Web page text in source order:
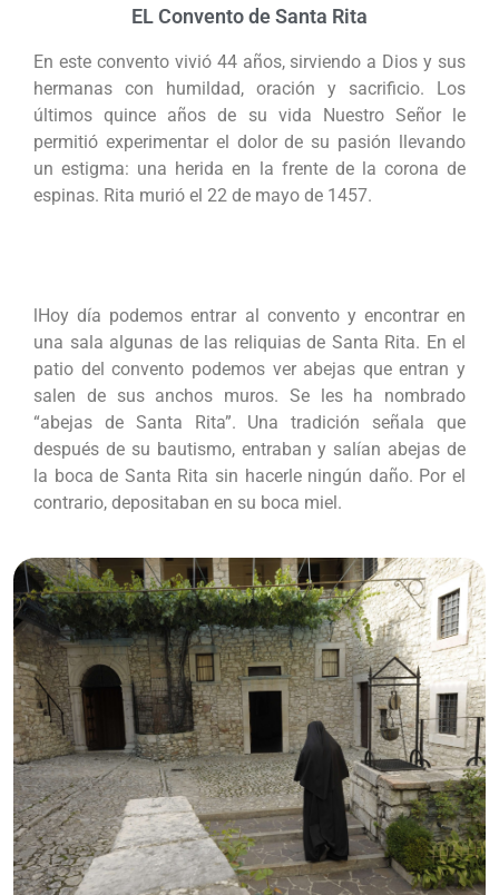
EL Convento de Santa Rita
En este convento vivió 44 años, sirviendo a Dios y sus
hermanas con humildad, oración y sacrificio. Los
últimos quince años de su vida Nuestro Señor le
permitió experimentar el dolor de su pasión llevando
un estigma: una herida en la frente de la corona de
espinas. Rita murió el 22 de mayo de 1457.
lHoy día podemos entrar al convento y encontrar en
una sala algunas de las reliquias de Santa Rita. En el
patio del convento podemos ver abejas que entran y
salen de sus anchos muros. Se les ha nombrado
“abejas de Santa Rita”. Una tradición señala que
después de su bautismo, entraban y salían abejas de
la boca de Santa Rita sin hacerle ningún daño. Por el
contrario, depositaban en su boca miel.